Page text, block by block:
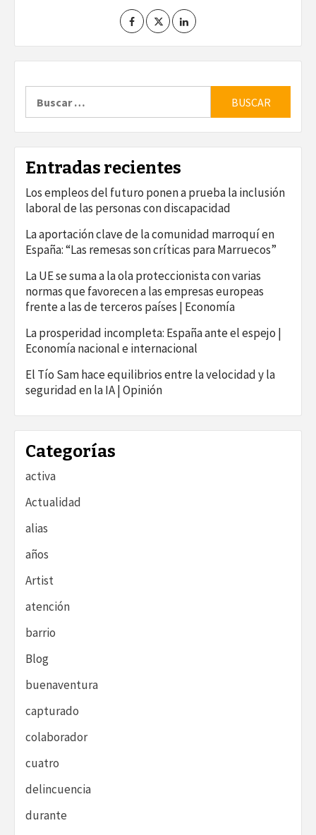
Entradas recientes
Los empleos del futuro ponen a prueba la inclusión
laboral de las personas con discapacidad
La aportación clave de la comunidad marroquí en
España: “Las remesas son críticas para Marruecos”
La UE se suma a la ola proteccionista con varias
normas que favorecen a las empresas europeas
frente a las de terceros países | Economía
La prosperidad incompleta: España ante el espejo |
Economía nacional e internacional
El Tío Sam hace equilibrios entre la velocidad y la
seguridad en la IA | Opinión
Categorías
activa
Actualidad
alias
años
Artist
atención
barrio
Blog
buenaventura
capturado
colaborador
cuatro
delincuencia
durante